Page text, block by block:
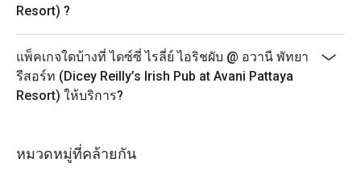
Resort) ?
แพ็คเกจใดบ้างที่ ไดซ์ซี่ ไรลี่ย์ ไอริชผับ @ อวานี พัทยา
รีสอร์ท (Dicey Reilly’s Irish Pub at Avani Pattaya
Resort) ให้บริการ?
หมวดหมู่ที่คล้ายกัน